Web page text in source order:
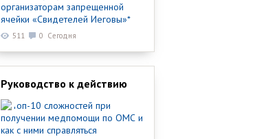
организаторам запрещенной
ячейки «Свидетелей Иеговы»*
511 0 Сегодня
Руководство к действию